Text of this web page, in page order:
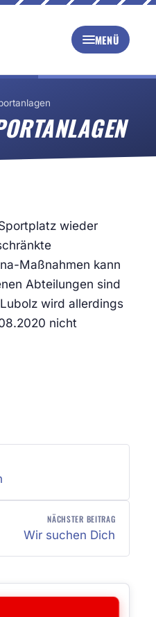
MENÜ
wieder
Maßnahmen kann
Abteilungen sind
wird allerdings
nicht
NÄCHSTER BEITRAG
Wir suchen Dich